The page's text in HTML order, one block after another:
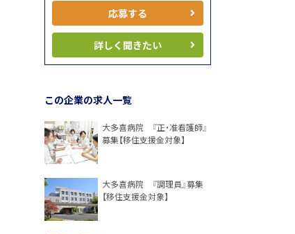
応募する
詳しく聞きたい
この企業の求人一覧
大多喜病院 『正・准看護師』
募集【移住支援金対象】
大多喜病院 『調理員』募集
【移住支援金対象】